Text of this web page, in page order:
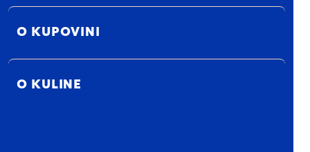
O KUPOVINI
O KULINE